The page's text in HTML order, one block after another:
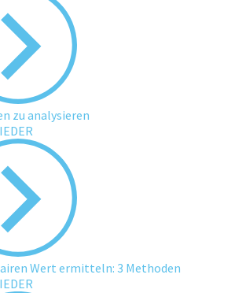
zu analysieren
Wert ermitteln: 3 Methoden